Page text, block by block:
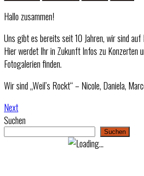
Hallo zusammen!
Uns gibt es bereits seit 10 Jahren, wir sind
Hier werdet Ihr in Zukunft Infos zu Konzerten
Fotogalerien finden.
Wir sind „Weil’s Rockt“ – Nicole, Daniela,
Next
Suchen
Suchen